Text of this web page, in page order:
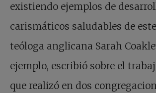
existiendo ejemplos de
carismáticos saludables de
teóloga anglicana Sarah
ejemplo, escribió sobre el
que realizó en dos